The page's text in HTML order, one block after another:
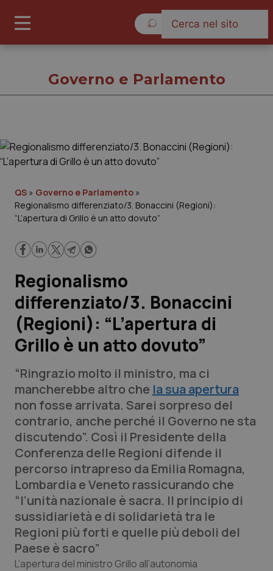
Governo e Parlamento
Regioni e Asl
Lavoro e Professioni
Scienza e Farmaci
Studi e Analisi
Lettere al direttore
Edizioni Regionali
QS Pro
Professionisti Sanitari.AI
Abruzzo
Basilicata
Calabria
QS Pro Gold
Artrite & artrosi
Asma & BPCO
QS Club Newsletter
Governo e Parlamento
QS » Governo e Parlamento »
Regionalismo differenziato/3. Bonaccini (Regioni):
“L’apertura di Grillo è un atto dovuto”
Regionalismo
differenziato/3. Bonaccini
(Regioni): “L’apertura di
Grillo è un atto dovuto”
“Ringrazio molto il ministro, ma ci
mancherebbe altro che la sua apertura
non fosse arrivata. Sarei sorpreso del
contrario, anche perché il Governo ne sta
discutendo”. Così il Presidente della
Conferenza delle Regioni difende il
percorso intrapreso da Emilia Romagna,
Lombardia e Veneto rassicurando che
“l’unità nazionale è sacra. Il principio di
sussidiarietà e di solidarietà tra le
Regioni più forti e quelle più deboli del
Paese è sacro”
L’apertura del ministro Grillo all’autonomia